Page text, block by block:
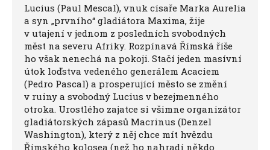
Lucius (Paul Mescal), vnuk císaře Marka Aurelia
a syn „prvního“ gladiátora Maxima, žije
v utajení v jednom z posledních svobodných
měst na severu Afriky. Rozpínavá Římská říše
ho však nenechá na pokoji. Stačí jeden masívní
útok loďstva vedeného generálem Acaciem
(Pedro Pascal) a prosperující město se změní
v ruiny a svobodný Lucius v bezejmenného
otroka. Urostlého zajatce si všimne organizátor
gladiátorských zápasů Macrinus (Denzel
Washington), který z něj chce mít hvězdu
Římského kolosea (než ho nahradí někdo